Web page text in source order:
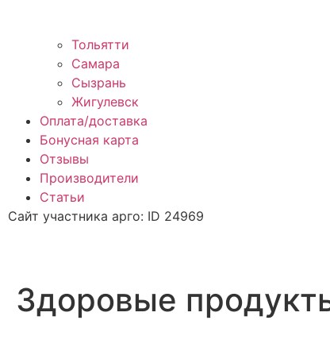
Тольятти
Самара
Сызрань
Жигулевск
Оплата/доставка
Бонусная карта
Отзывы
Производители
Статьи
Сайт участника арго: ID 24969
Здоровые